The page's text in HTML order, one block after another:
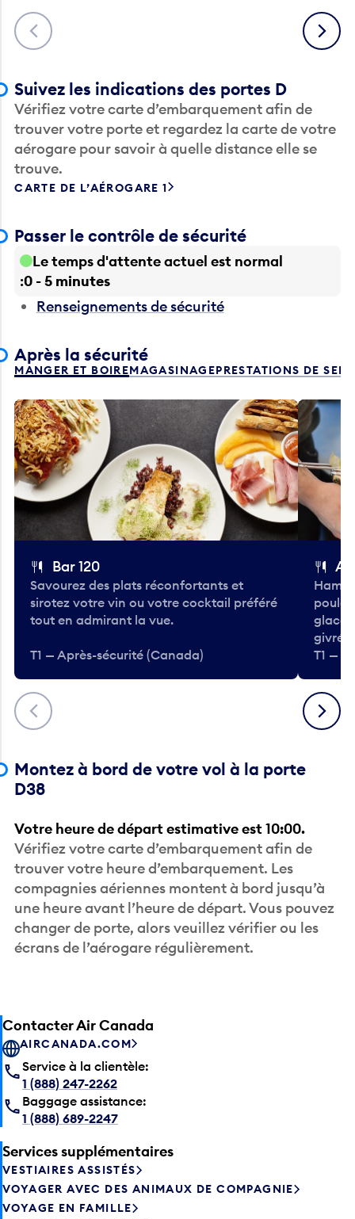
Précédent Suivant
Suivez les indications des portes D
Vérifiez votre carte d’embarquement afin de
trouver votre porte et regardez la carte de votre
aérogare pour savoir à quelle distance elle se
trouve.
CARTE DE L’AÉROGARE 1
Passer le contrôle de sécurité
Le temps d'attente actuel est normal
0 - 5 minutes
Renseignements de sécurité
Après la sécurité
MANGER ET BOIREMAGASINAGEPRESTATIONS DE
Précédent
Bar 120
Savourez des plats réconfortants et
sirotez votre vin ou votre cocktail préféré
tout en admirant la vue.
T1 — Après-sécurité (Canada)
poulet
T1 —
Suivant
Montez à bord de votre vol à la porte
D38
Votre heure de départ estimative est 10:00.
Vérifiez votre carte d’embarquement afin de
trouver votre heure d’embarquement. Les
compagnies aériennes montent à bord jusqu’à
une heure avant l’heure de départ. Vous pouvez
changer de porte, alors veuillez vérifier ou les
écrans de l’aérogare régulièrement.
Contacter Air Canada
AIRCANADA.COM
Service à la clientèle:
1 (888) 247-2262
Baggage assistance:
1 (888) 689-2247
Services supplémentaires
VESTIAIRES ASSISTÉS
VOYAGER AVEC DES ANIMAUX DE COMPAGNIE
VOYAGE EN FAMILLE